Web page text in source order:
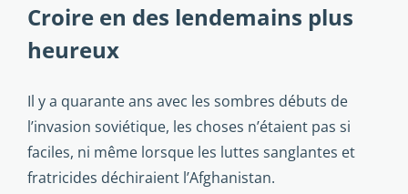
Croire en des lendemains plus
heureux
Il y a quarante ans avec les sombres débuts de
l’invasion soviétique, les choses n’étaient pas si
faciles, ni même lorsque les luttes sanglantes et
fratricides déchiraient l’Afghanistan.